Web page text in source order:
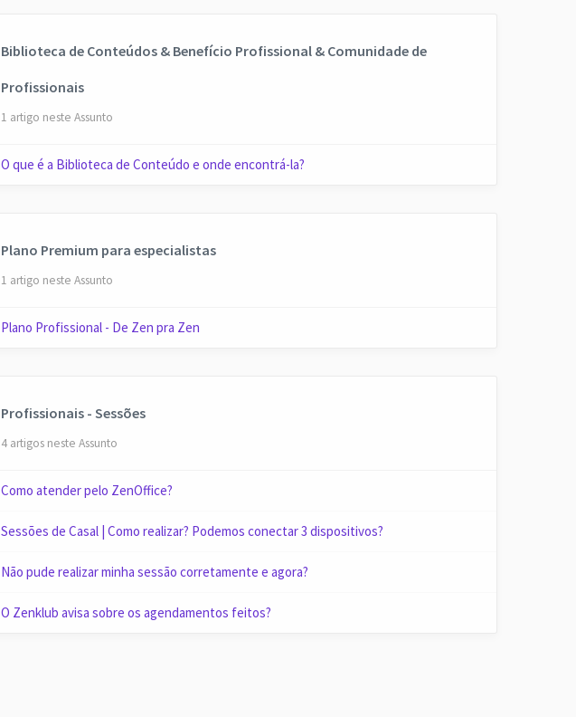
Biblioteca de Conteúdos & Benefício Profissional & Comunidade de
Profissionais
1 artigo neste Assunto
O que é a Biblioteca de Conteúdo e onde encontrá-la?
Plano Premium para especialistas
1 artigo neste Assunto
Plano Profissional - De Zen pra Zen
Profissionais - Sessões
4 artigos neste Assunto
Como atender pelo ZenOffice?
Sessões de Casal | Como realizar? Podemos conectar 3 dispositivos?
Não pude realizar minha sessão corretamente e agora?
O Zenklub avisa sobre os agendamentos feitos?